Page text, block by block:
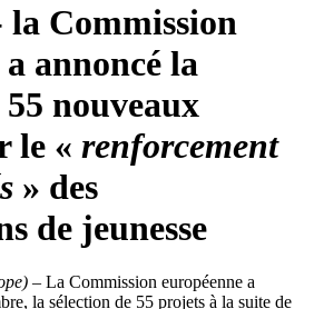
la Commission
annoncé la
nouveaux
le « renforcement
» des
de jeunesse
– La Commission européenne a
la sélection de 55 projets à la suite de